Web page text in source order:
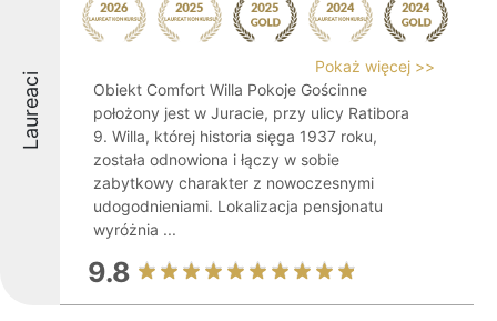
Laureaci
Pokaż więcej >>
Obiekt Comfort Willa Pokoje Gościnne
położony jest w Juracie, przy ulicy Ratibora
9. Willa, której historia sięga 1937 roku,
została odnowiona i łączy w sobie
zabytkowy charakter z nowoczesnymi
udogodnieniami. Lokalizacja pensjonatu
wyróżnia ...
9.8